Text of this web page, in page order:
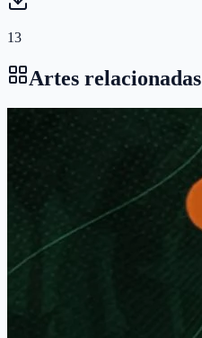
13
Artes relacionadas